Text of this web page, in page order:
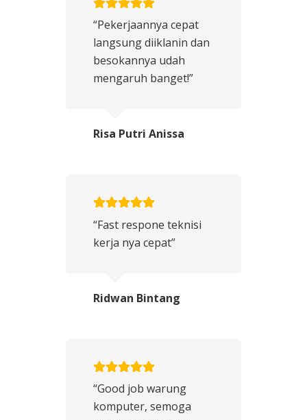
“Pekerjaannya cepat
langsung diiklanin dan
besokannya udah
mengaruh banget!”
Risa Putri Anissa
“Fast respone teknisi
kerja nya cepat”
Ridwan Bintang
“Good job warung
komputer, semoga